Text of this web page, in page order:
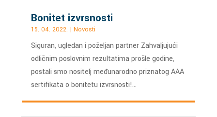
Bonitet izvrsnosti
15. 04. 2022. | Novosti
Siguran, ugledan i poželjan partner Zahvaljujući
odličnim poslovnim rezultatima prošle godine,
postali smo nositelj međunarodno priznatog AAA
sertifikata o bonitetu izvrsnosti!…